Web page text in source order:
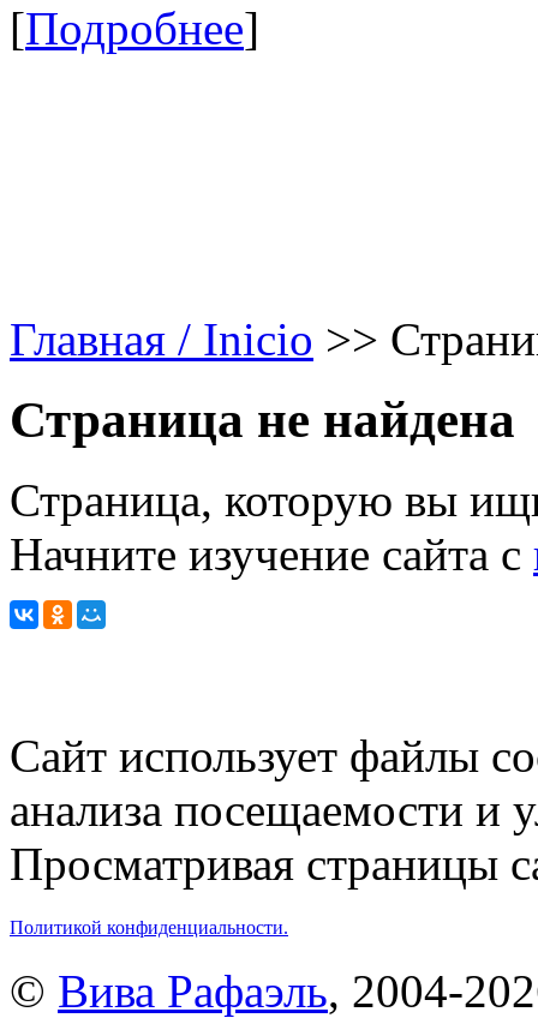
[Подробнее]
Главная / Inicio >>
Страница не найдена
Страница, которую вы
Начните изучение сайта с
Сайт использует файлы
анализа посещаемости и
Просматривая страницы
Политикой конфиденциальности.
© Вива Рафаэль, 2004-